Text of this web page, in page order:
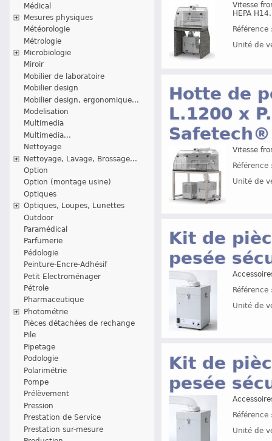
Médical
Mesures physiques
Météorologie
Métrologie
Microbiologie
Miroir
Mobilier de laboratoire
Mobilier design
Mobilier design, ergonomique...
Modelisation
Multimedia
Multimedia...
Nettoyage
Nettoyage, Lavage, Brossage...
Option
Option (montage usine)
Optiques
Optiques, Loupes, Lunettes
Outdoor
Paramédical
Parfumerie
Pédologie
Peinture-Encre-Adhésif
Petit Electroménager
Pétrole
Pharmaceutique
Photométrie
Pièces détachées de rechange
Pile
Pipetage
Podologie
Polarimétrie
Pompe
Prélèvement
Pression
Prestation de Service
Prestation sur-mesure
Vitesse
HEPA H14.
Unité de
Hotte de
L.1200 x
Safetech®
Vitesse
Unité de
Kit de
pesée
Unité de
Kit de
pesée
Unité de